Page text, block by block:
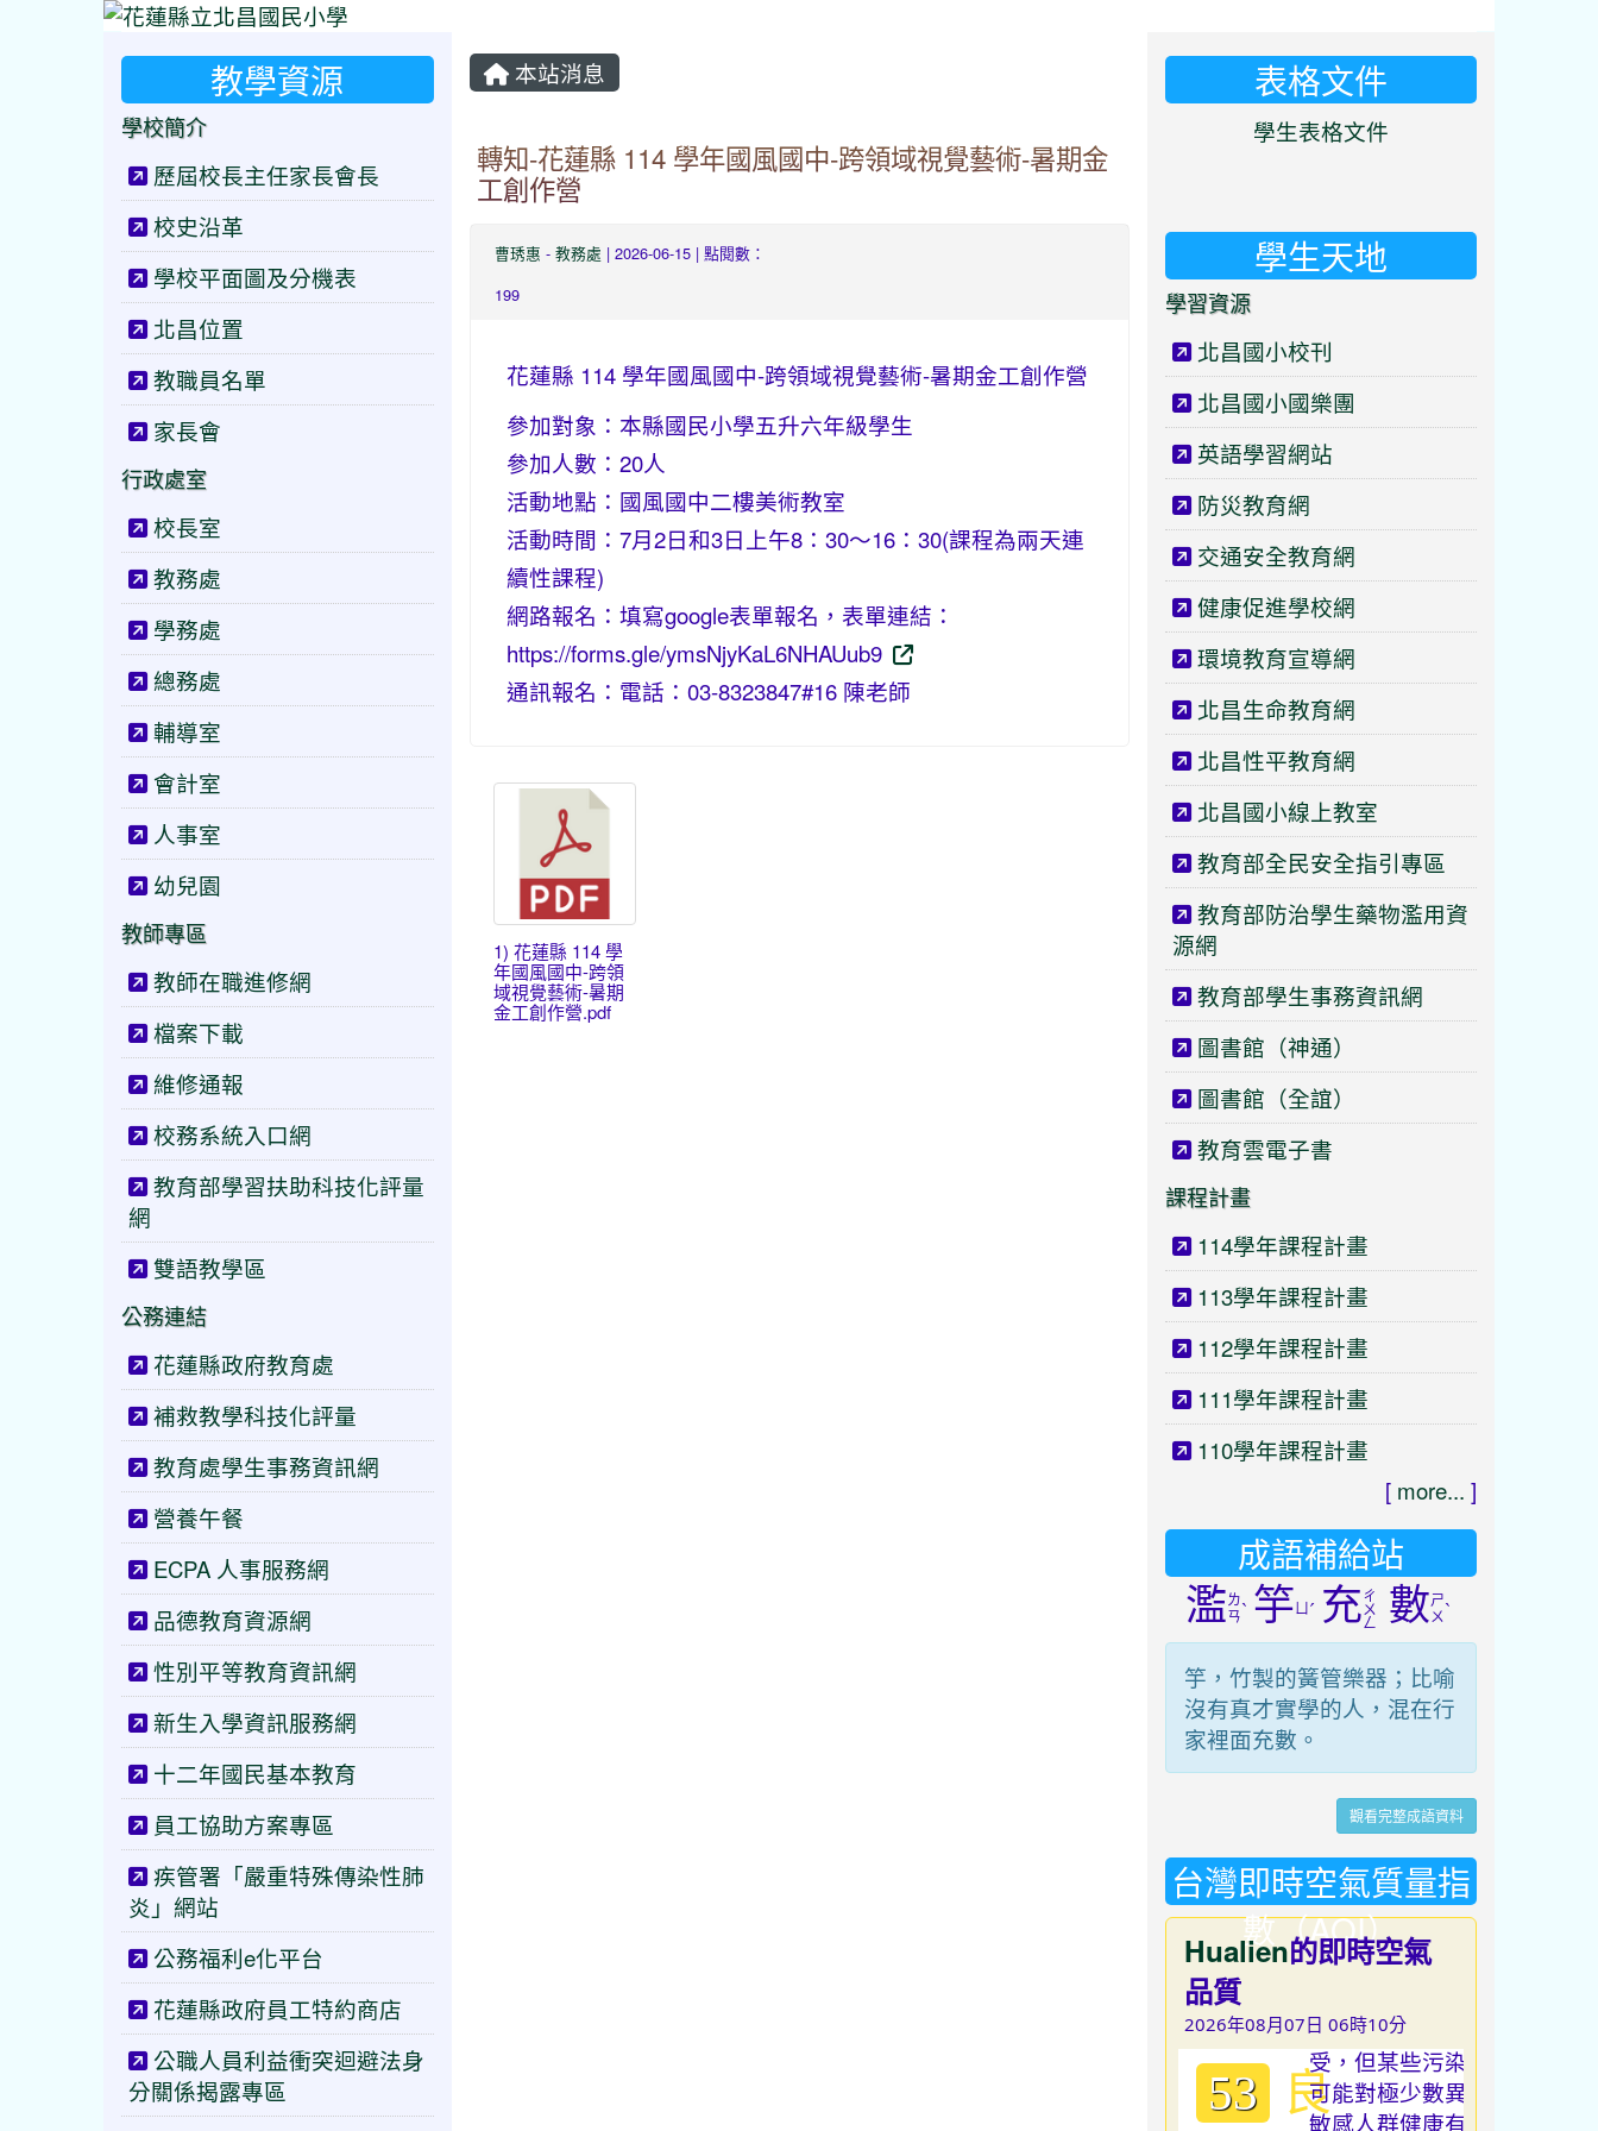
本站消息
轉知-花蓮縣 114 學年國風國中-跨領域視覺藝術-暑期金
工創作營
曹琇惠 - 教務處 | 2026-06-15 | 點閱數：
199
花蓮縣 114 學年國風國中-跨領域視覺藝術-暑期金工創作營
參加對象：本縣國民小學五升六年級學生
參加人數：20人
活動地點：國風國中二樓美術教室
活動時間：7月2日和3日上午8：30～16：30(課程為兩天連
續性課程)
網路報名：填寫google表單報名，表單連結：
https://forms.gle/ymsNjyKaL6NHAUub9
通訊報名：電話：03-8323847#16 陳老師
1) 花蓮縣 114 學
年國風國中-跨領
域視覺藝術-暑期
金工創作營.pdf
教學資源
學校簡介
歷屆校長主任家長會長
校史沿革
學校平面圖及分機表
北昌位置
教職員名單
家長會
行政處室
校長室
教務處
學務處
總務處
輔導室
會計室
人事室
幼兒園
教師專區
教師在職進修網
檔案下載
維修通報
校務系統入口網
教育部學習扶助科技化評量
網
雙語教學區
公務連結
花蓮縣政府教育處
補救教學科技化評量
教育處學生事務資訊網
營養午餐
ECPA 人事服務網
品德教育資源網
性別平等教育資訊網
新生入學資訊服務網
十二年國民基本教育
員工協助方案專區
疾管署「嚴重特殊傳染性肺
炎」網站
公務福利e化平台
花蓮縣政府員工特約商店
公職人員利益衝突迴避法身
分關係揭露專區
表格文件
學生表格文件
學生天地
學習資源
北昌國小校刊
北昌國小國樂團
英語學習網站
防災教育網
交通安全教育網
健康促進學校網
環境教育宣導網
北昌生命教育網
北昌性平教育網
北昌國小線上教室
教育部全民安全指引專區
教育部防治學生藥物濫用資
源網
教育部學生事務資訊網
圖書館（神通）
圖書館（全誼）
教育雲電子書
課程計畫
114學年課程計畫
113學年課程計畫
112學年課程計畫
111學年課程計畫
110學年課程計畫
[ more... ]
成語補給站
濫ㄌ
ㄢˋ 竽ㄩ ˊ 充ㄔ
ㄨ
ㄥ 數ㄕ
ㄨˋ
竽，竹製的簧管樂器；比喻
沒有真才實學的人，混在行
家裡面充數。
觀看完整成語資料
台灣即時空氣質量指
數（AQI）
Hualien的即時空氣
品質
2026年08月07日 06時10分
53 良